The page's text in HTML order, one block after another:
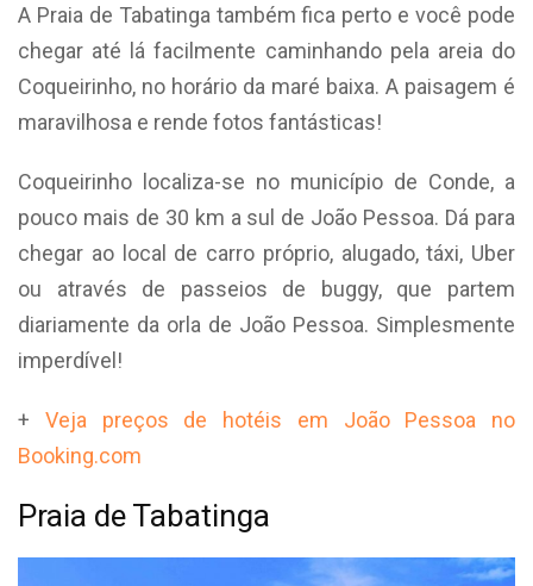
A Praia de Tabatinga também fica perto e você pode
chegar até lá facilmente caminhando pela areia do
Coqueirinho, no horário da maré baixa. A paisagem é
maravilhosa e rende fotos fantásticas!
Coqueirinho localiza-se no município de Conde, a
pouco mais de 30 km a sul de João Pessoa. Dá para
chegar ao local de carro próprio, alugado, táxi, Uber
ou através de passeios de buggy, que partem
diariamente da orla de João Pessoa. Simplesmente
imperdível!
+ Veja preços de hotéis em João Pessoa no
Booking.com
Praia de Tabatinga